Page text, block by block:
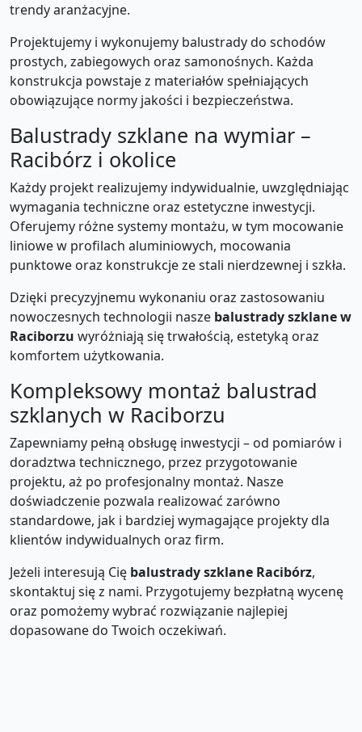
trendy aranżacyjne.
Projektujemy i wykonujemy balustrady do schodów
prostych, zabiegowych oraz samonośnych. Każda
konstrukcja powstaje z materiałów spełniających
obowiązujące normy jakości i bezpieczeństwa.
Balustrady szklane na wymiar –
Racibórz i okolice
Każdy projekt realizujemy indywidualnie, uwzględniając
wymagania techniczne oraz estetyczne inwestycji.
Oferujemy różne systemy montażu, w tym mocowanie
liniowe w profilach aluminiowych, mocowania
punktowe oraz konstrukcje ze stali nierdzewnej i szkła.
Dzięki precyzyjnemu wykonaniu oraz zastosowaniu
nowoczesnych technologii nasze balustrady szklane w
Raciborzu wyróżniają się trwałością, estetyką oraz
komfortem użytkowania.
Kompleksowy montaż balustrad
szklanych w Raciborzu
Zapewniamy pełną obsługę inwestycji – od pomiarów i
doradztwa technicznego, przez przygotowanie
projektu, aż po profesjonalny montaż. Nasze
doświadczenie pozwala realizować zarówno
standardowe, jak i bardziej wymagające projekty dla
klientów indywidualnych oraz firm.
Jeżeli interesują Cię balustrady szklane Racibórz,
skontaktuj się z nami. Przygotujemy bezpłatną wycenę
oraz pomożemy wybrać rozwiązanie najlepiej
dopasowane do Twoich oczekiwań.